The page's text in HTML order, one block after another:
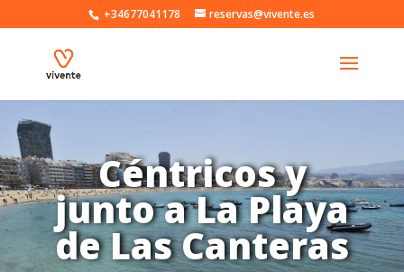
+34677041178 reservas@vivente.es
Céntricos y
junto a La Playa
de Las Canteras